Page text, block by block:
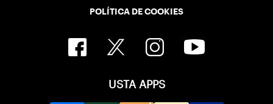
POLÍTICA DE COOKIES
USTA APPS